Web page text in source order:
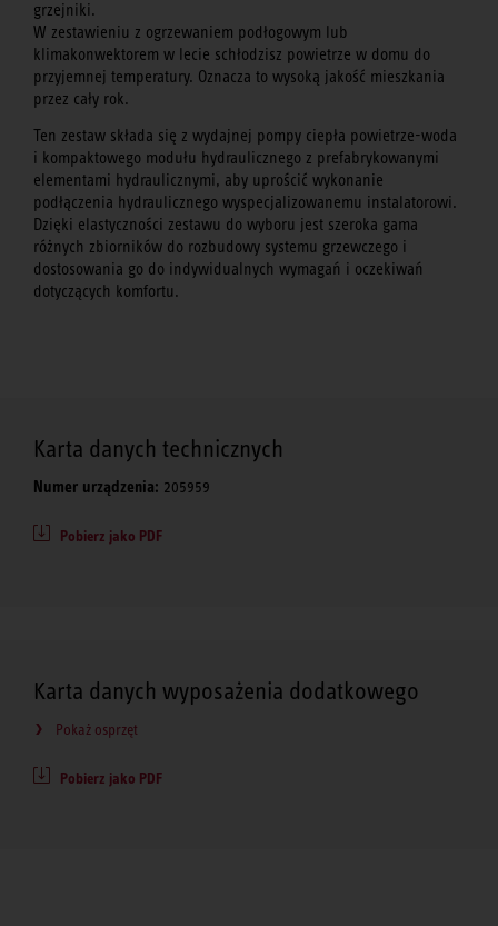
grzejniki.
W zestawieniu z ogrzewaniem podłogowym lub
klimakonwektorem w lecie schłodzisz powietrze w domu do
przyjemnej temperatury. Oznacza to wysoką jakość mieszkania
przez cały rok.
Ten zestaw składa się z wydajnej pompy ciepła powietrze-woda
i kompaktowego modułu hydraulicznego z prefabrykowanymi
elementami hydraulicznymi, aby uprościć wykonanie
podłączenia hydraulicznego wyspecjalizowanemu instalatorowi.
Dzięki elastyczności zestawu do wyboru jest szeroka gama
różnych zbiorników do rozbudowy systemu grzewczego i
dostosowania go do indywidualnych wymagań i oczekiwań
dotyczących komfortu.
Karta danych technicznych
Numer urządzenia: 205959
Pobierz jako PDF
Karta danych wyposażenia dodatkowego
Pokaż osprzęt
Pobierz jako PDF